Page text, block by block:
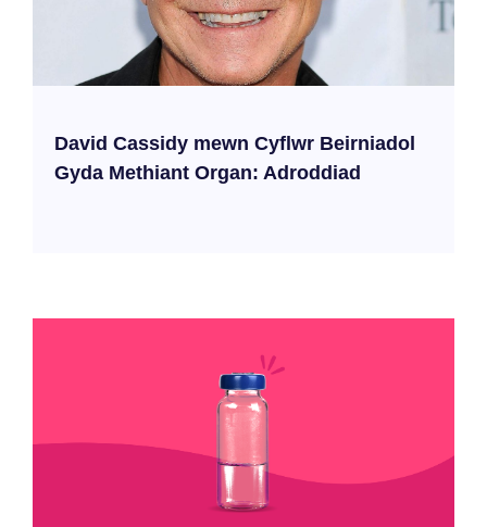
David Cassidy mewn Cyflwr Beirniadol
Gyda Methiant Organ: Adroddiad